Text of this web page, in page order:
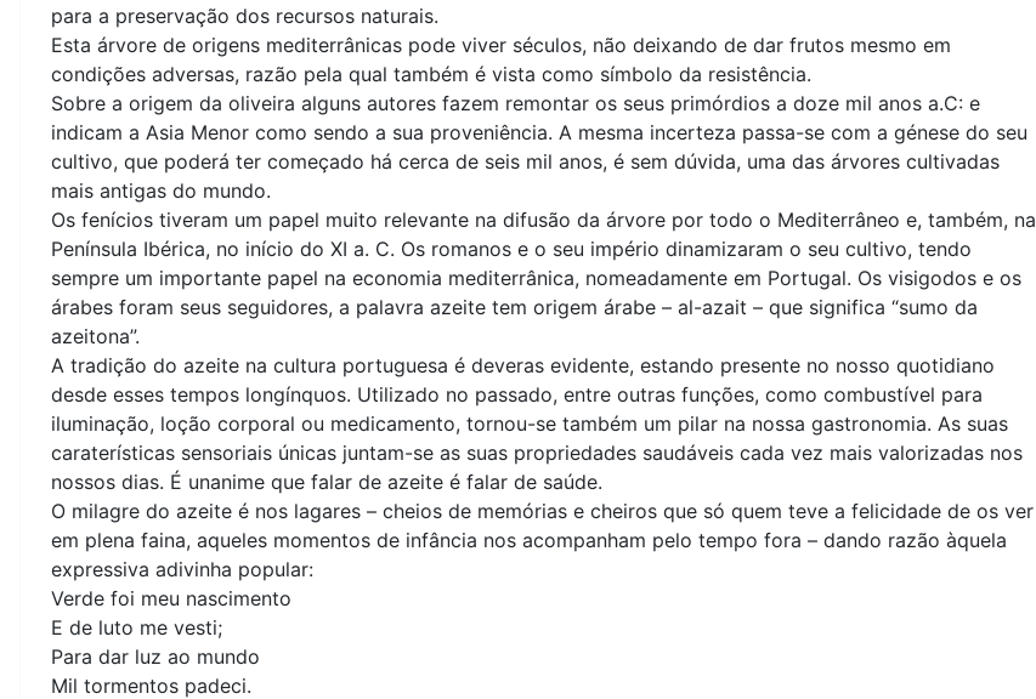
para a preservação dos recursos naturais.
Esta árvore de origens mediterrânicas pode viver séculos, não deixando de dar frutos mesmo em
condições adversas, razão pela qual também é vista como símbolo da resistência.
Sobre a origem da oliveira alguns autores fazem remontar os seus primórdios a doze mil anos a.C: e
indicam a Asia Menor como sendo a sua proveniência. A mesma incerteza passa-se com a génese do seu
cultivo, que poderá ter começado há cerca de seis mil anos, é sem dúvida, uma das árvores cultivadas
mais antigas do mundo.
Os fenícios tiveram um papel muito relevante na difusão da árvore por todo o Mediterrâneo e, também, na
Península Ibérica, no início do XI a. C. Os romanos e o seu império dinamizaram o seu cultivo, tendo
sempre um importante papel na economia mediterrânica, nomeadamente em Portugal. Os visigodos e os
árabes foram seus seguidores, a palavra azeite tem origem árabe – al-azait – que significa “sumo da
azeitona”.
A tradição do azeite na cultura portuguesa é deveras evidente, estando presente no nosso quotidiano
desde esses tempos longínquos. Utilizado no passado, entre outras funções, como combustível para
iluminação, loção corporal ou medicamento, tornou-se também um pilar na nossa gastronomia. As suas
caraterísticas sensoriais únicas juntam-se as suas propriedades saudáveis cada vez mais valorizadas nos
nossos dias. É unanime que falar de azeite é falar de saúde.
O milagre do azeite é nos lagares – cheios de memórias e cheiros que só quem teve a felicidade de os ver
em plena faina, aqueles momentos de infância nos acompanham pelo tempo fora – dando razão àquela
expressiva adivinha popular:
Verde foi meu nascimento
E de luto me vesti;
Para dar luz ao mundo
Mil tormentos padeci.